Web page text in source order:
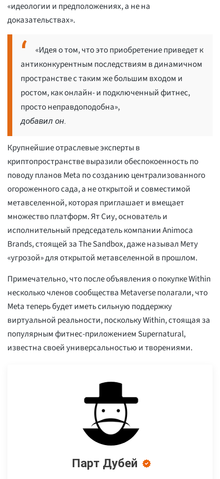
«идеологии и предположениях, а не на
доказательствах».
«Идея о том, что это приобретение приведет к
антиконкурентным последствиям в динамичном
пространстве с таким же большим входом и
ростом, как онлайн- и подключенный фитнес,
просто неправдоподобна»,
добавил он.
Крупнейшие отраслевые эксперты в
криптопространстве выразили обеспокоенность по
поводу планов Meta по созданию централизованного
огороженного сада, а не открытой и совместимой
метавселенной, которая приглашает и вмещает
множество платформ. Ят Сиу, основатель и
исполнительный председатель компании Animoca
Brands, стоящей за The Sandbox, даже называл Мету
«угрозой» для открытой метавселенной в прошлом.
Примечательно, что после объявления о покупке Within
несколько членов сообщества Metaverse полагали, что
Meta теперь будет иметь сильную поддержку
виртуальной реальности, поскольку Within, стоящая за
популярным фитнес-приложением Supernatural,
известна своей универсальностью и творениями.
Парт Дубей